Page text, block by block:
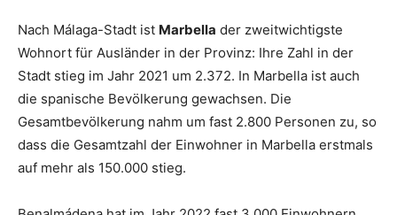
Nach Málaga-Stadt ist Marbella der zweitwichtigste
Wohnort für Ausländer in der Provinz: Ihre Zahl in der
Stadt stieg im Jahr 2021 um 2.372. In Marbella ist auch
die spanische Bevölkerung gewachsen. Die
Gesamtbevölkerung nahm um fast 2.800 Personen zu, so
dass die Gesamtzahl der Einwohner in Marbella erstmals
auf mehr als 150.000 stieg.